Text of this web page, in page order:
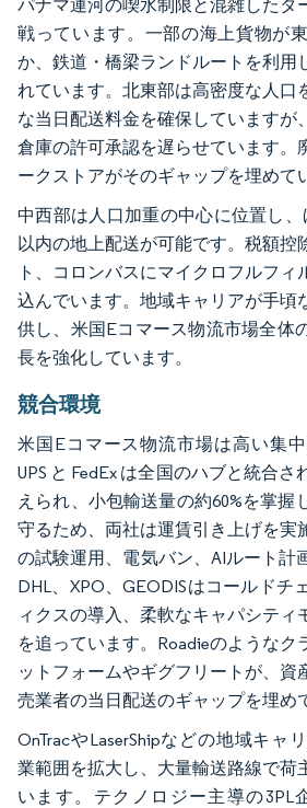
パナマ運河の喫水制限と混雑したタ
戦っています。一部の海上貨物が
か、鉄道・橋梁ランドルートを利用
れています。北東部は高密度な人口
な当日配送料金を確保していますが
倉庫の許可承認を遅らせています。
ークストアがそのギャップを埋めて
中西部は人口加重の中心に位置し
以内の地上配送が可能です。税額控
ト、コロンバスにマイクロフルフ
込んでいます。地域キャリアが手頃
供し、米国Eコマース物流市場全体
長を強化しています。
競合環境
米国Eコマース物流市場は高い集中
UPS と FedEx は全国のハブと統合
えられ、小包輸送量の約60%を掌握
守るため、両社は運賃引き上げを実
の試験運用、電気バン、AIルート計
DHL、XPO、GEODISはコールドチ
ィクスの導入、柔軟なキャパシティ
を追っています。Roadieのようなク
ットフォームやギグフリートが、資
売業者の当日配送のギャップを埋め
OnTracやLaserShipなどの地域キャ
業範囲を拡大し、大量輸送路線で荷
います。テクノロジー主導の3PL